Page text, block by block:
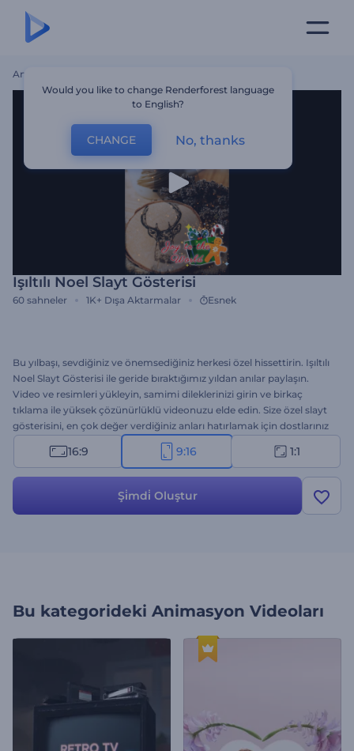
Ana Sayfa
Işıltılı Noel Slayt Gösterisi
60 sahneler 1K+ Dışa Aktarmalar Esnek
Bu yılbaşı, sevdiğiniz ve önemsediğiniz herkesi özel hissettirin. Işıltılı
Noel Slayt Gösterisi ile geride bıraktığımız yıldan anılar paylaşın.
Video ve resimleri yükleyin, samimi dileklerinizi girin ve birkaç
tıklama ile yüksek çözünürlüklü videonuzu elde edin. Size özel slayt
gösterisini, en çok değer verdiğiniz anları hatırlamak için dostlarınız
ve aileniz ile paylaşın. Noel ya da Yılbaşı gecesi sevdiklerinize hoş bir
sürpriz yapmak için gereken her şey burada. Hemen deneyin!
16:9 9:16 1:1
Şi̇mdi̇ Oluştur
Bu kategorideki Animasyon Videoları
Would you like to change Renderforest language
to English?
CHANGE No, thanks